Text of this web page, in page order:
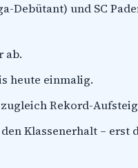
Debütant) und SC
ab.
heute einmalig.
Rekord-
Klassenerhalt – erst